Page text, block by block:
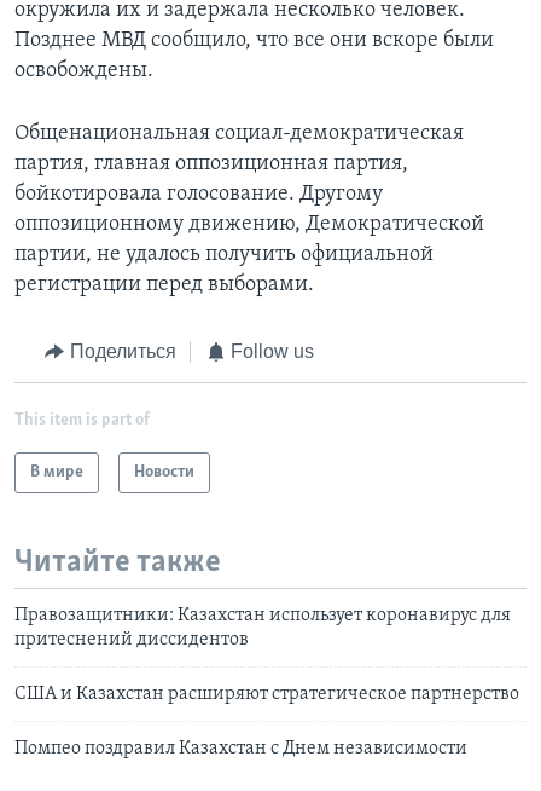
окружила их и задержала несколько человек.
Позднее МВД сообщило, что все они вскоре были
освобождены.
Общенациональная социал-демократическая
партия, главная оппозиционная партия,
бойкотировала голосование. Другому
оппозиционному движению, Демократической
партии, не удалось получить официальной
регистрации перед выборами.
Поделиться Follow us
This item is part of
В мире Новости
Читайте также
Правозащитники: Казахстан использует коронавирус для
притеснений диссидентов
США и Казахстан расширяют стратегическое партнерство
Помпео поздравил Казахстан с Днем независимости